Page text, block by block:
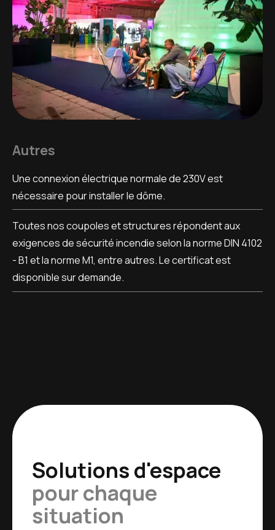
Autres
Une connexion électrique normale de 230V est
nécessaire pour installer le dôme.
Toutes nos coupoles et structures répondent aux
exigences de sécurité incendie selon la norme DIN 4102
- B1 et la norme M1, entre autres. Le certificat est
disponible sur demande.
Solutions d'espace
pour chaque
situation